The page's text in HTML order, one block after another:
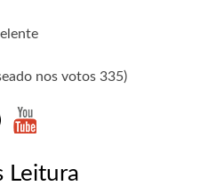
nos votos 335)
Leitura